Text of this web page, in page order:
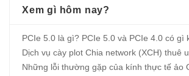
Xem gì hôm nay?
PCIe 5.0 là gì? PCIe 5.0 và PCIe 4.0 có gì
Dịch vụ cày plot Chia network (XCH) thuê
Những lỗi thường gặp của kính thực tế ảo